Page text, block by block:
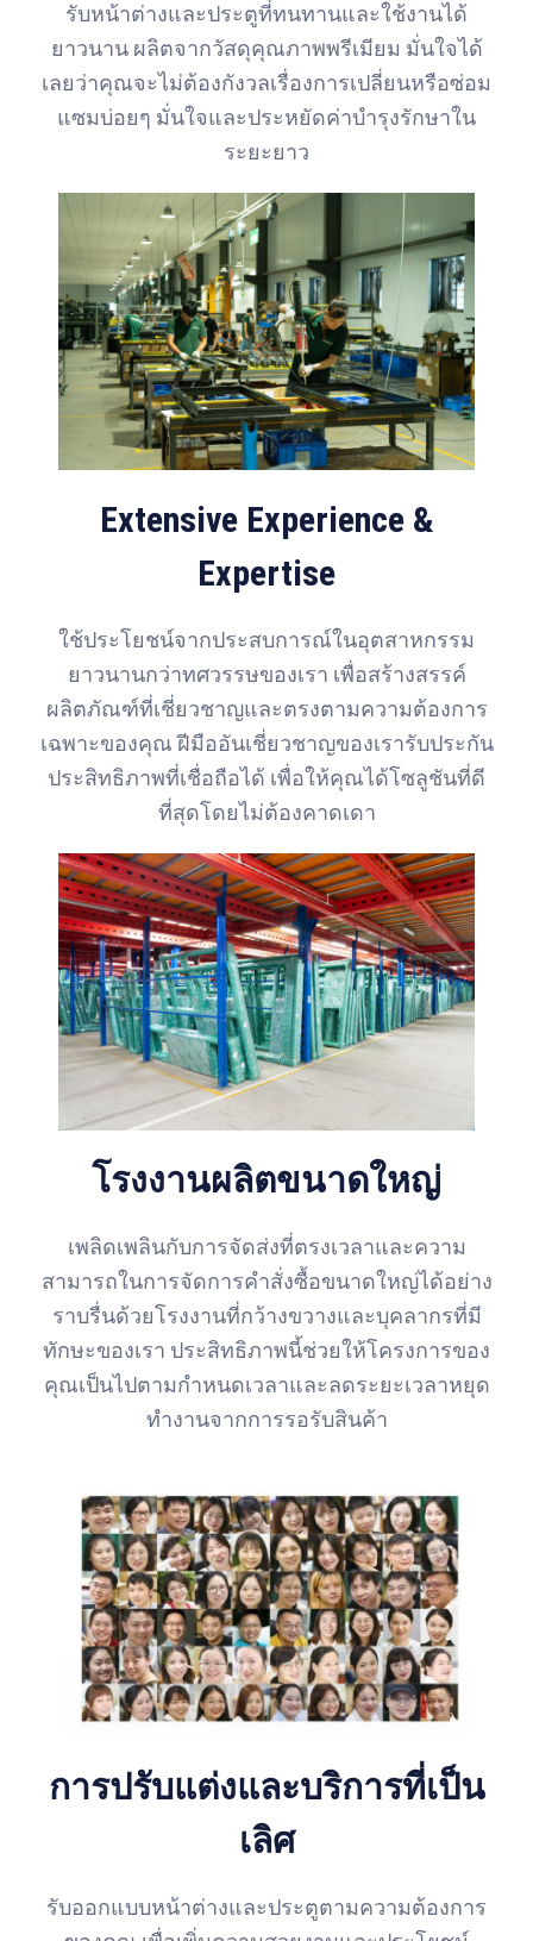
รับหน้าต่างและประตูที่ทนทานและใช้งานได้
ยาวนาน ผลิตจากวัสดุคุณภาพพรีเมียม มั่นใจได้
เลยว่าคุณจะไม่ต้องกังวลเรื่องการเปลี่ยนหรือซ่อม
แซมบ่อยๆ มั่นใจและประหยัดค่าบำรุงรักษาใน
ระยะยาว
Extensive Experience &
Expertise
ใช้ประโยชน์จากประสบการณ์ในอุตสาหกรรม
ยาวนานกว่าทศวรรษของเรา เพื่อสร้างสรรค์
ผลิตภัณฑ์ที่เชี่ยวชาญและตรงตามความต้องการ
เฉพาะของคุณ ฝีมืออันเชี่ยวชาญของเรารับประกัน
ประสิทธิภาพที่เชื่อถือได้ เพื่อให้คุณได้โซลูชันที่ดี
ที่สุดโดยไม่ต้องคาดเดา
โรงงานผลิตขนาดใหญ่
เพลิดเพลินกับการจัดส่งที่ตรงเวลาและความ
สามารถในการจัดการคำสั่งซื้อขนาดใหญ่ได้อย่าง
ราบรื่นด้วยโรงงานที่กว้างขวางและบุคลากรที่มี
ทักษะของเรา ประสิทธิภาพนี้ช่วยให้โครงการของ
คุณเป็นไปตามกำหนดเวลาและลดระยะเวลาหยุด
ทำงานจากการรอรับสินค้า
การปรับแต่งและบริการที่เป็น
เลิศ
รับออกแบบหน้าต่างและประตูตามความต้องการ